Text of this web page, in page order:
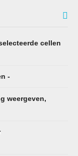
cellen
-
weergeven,